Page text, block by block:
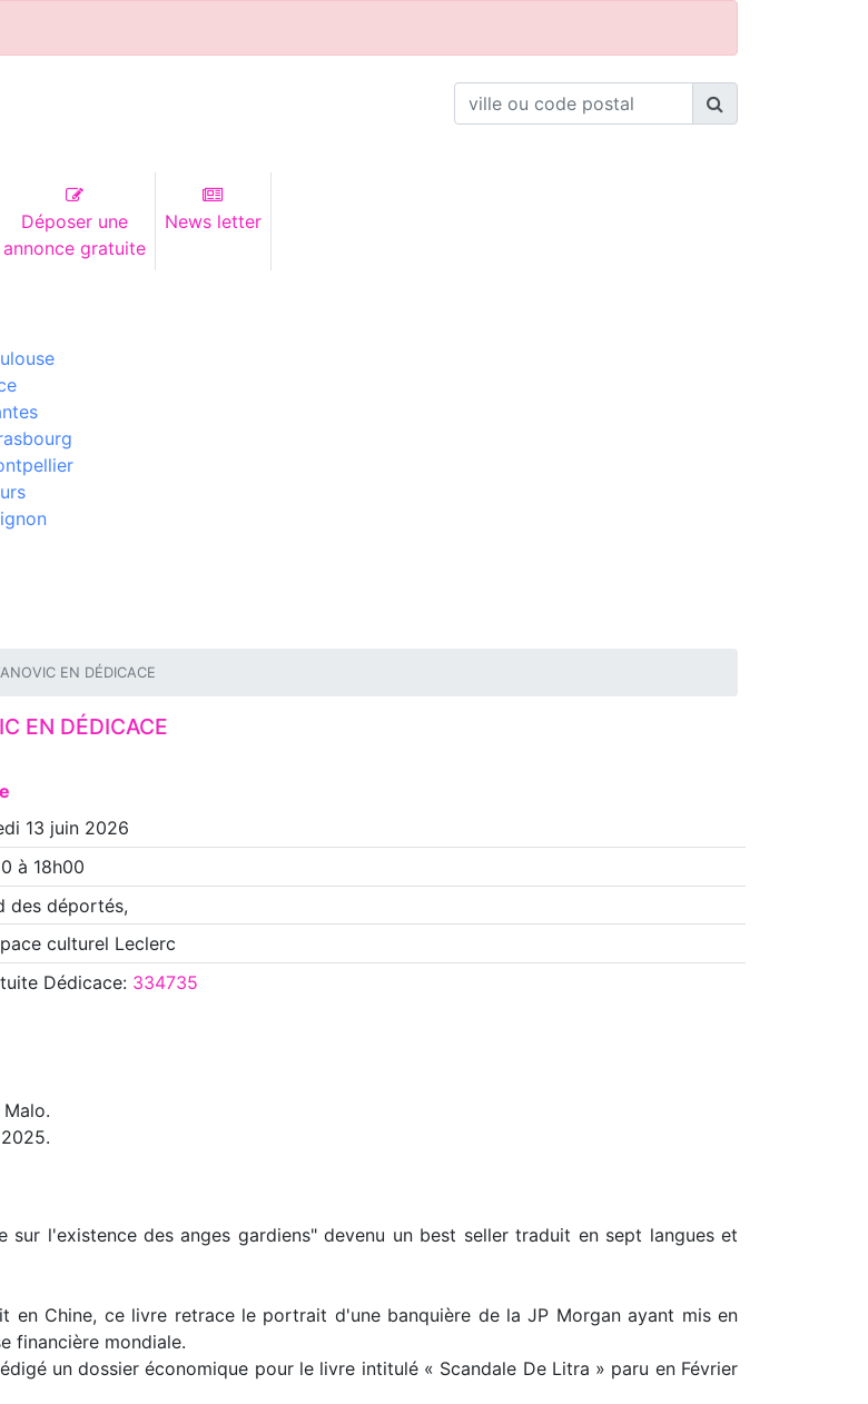
Déposer une
annonce gratuite
News letter
EN DÉDICACE
EN DÉDICACE
13 juin 2026
à 18h00
des déportés,
culturel Leclerc
Dédicace: 334735
l'existence des anges gardiens" devenu un best seller traduit en sept langues et
en Chine, ce livre retrace le portrait d'une banquière de la JP Morgan ayant mis en
financière mondiale.
un dossier économique pour le livre intitulé « Scandale De Litra » paru en Février